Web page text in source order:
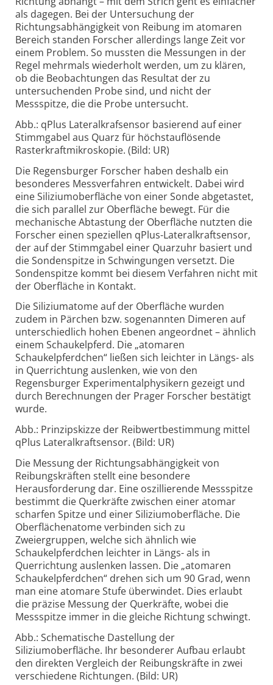
als dagegen. Bei der Untersuchung der
Richtungsabhängigkeit von Reibung im atomaren
Bereich standen Forscher allerdings lange Zeit vor
einem Problem. So mussten die Messungen in der
Regel mehrmals wiederholt werden, um zu klären,
ob die Beobachtungen das Resultat der zu
untersuchenden Probe sind, und nicht der
Messspitze, die die Probe untersucht.
Abb.: qPlus Lateralkrafsensor basierend auf einer
Stimmgabel aus Quarz für höchstauflösende
Rasterkraftmikroskopie. (Bild: UR)
Die Regensburger Forscher haben deshalb ein
besonderes Messverfahren entwickelt. Dabei wird
eine Siliziumoberfläche von einer Sonde abgetastet,
die sich parallel zur Oberfläche bewegt. Für die
mechanische Abtastung der Oberfläche nutzten die
Forscher einen speziellen qPlus-Lateralkraftsensor,
der auf der Stimmgabel einer Quarzuhr basiert und
die Sondenspitze in Schwingungen versetzt. Die
Sondenspitze kommt bei diesem Verfahren nicht mit
der Oberfläche in Kontakt.
Die Siliziumatome auf der Oberfläche wurden
zudem in Pärchen bzw. sogenannten Dimeren auf
unterschiedlich hohen Ebenen angeordnet – ähnlich
einem Schaukelpferd. Die „atomaren
Schaukelpferdchen“ ließen sich leichter in Längs- als
in Querrichtung auslenken, wie von den
Regensburger Experimentalphysikern gezeigt und
durch Berechnungen der Prager Forscher bestätigt
wurde.
Abb.: Prinzipskizze der Reibwertbestimmung mittel
qPlus Lateralkraftsensor. (Bild: UR)
Die Messung der Richtungsabhängigkeit von
Reibungskräften stellt eine besondere
Herausforderung dar. Eine oszillierende Messspitze
bestimmt die Querkräfte zwischen einer atomar
scharfen Spitze und einer Siliziumoberfläche. Die
Oberflächenatome verbinden sich zu
Zweiergruppen, welche sich ähnlich wie
Schaukelpferdchen leichter in Längs- als in
Querrichtung auslenken lassen. Die „atomaren
Schaukelpferdchen“ drehen sich um 90 Grad, wenn
man eine atomare Stufe überwindet. Dies erlaubt
die präzise Messung der Querkräfte, wobei die
Messspitze immer in die gleiche Richtung schwingt.
Abb.: Schematische Dastellung der
Siliziumoberfläche. Ihr besonderer Aufbau erlaubt
den direkten Vergleich der Reibungskräfte in zwei
verschiedene Richtungen. (Bild: UR)